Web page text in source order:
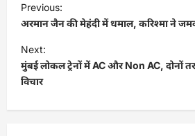
o
s
t
n
a
Previous:
अरमान जैन की मेहंदी में धमाल, करिश्मा ने
Next:
मुंबई लोकल ट्रेनों में AC और Non AC, दोनों
विचार